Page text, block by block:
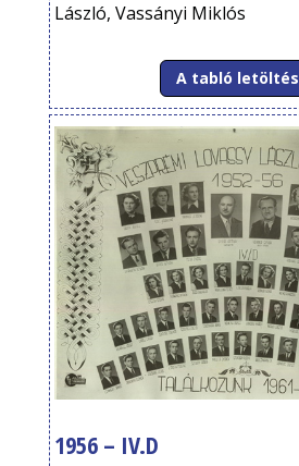
László, Vassányi Miklós
A tabló
1956 – IV.D